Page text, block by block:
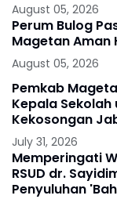
August 05, 2026
Perum Bulog
Magetan Aman
August 05, 2026
Pemkab
Kepala Sekolah
Kekosongan
July 31, 2026
Memperingati
RSUD dr.
Penyuluhan